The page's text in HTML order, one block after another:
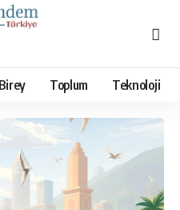
Birey Toplum Teknoloji